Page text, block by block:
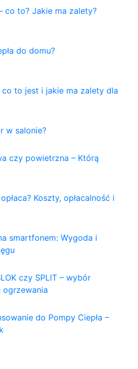
co to? Jakie ma zalety?
do domu?
to jest i jakie ma zalety dla
w salonie?
czy powietrzna – Którą
Koszty, opłacalność i
smartfonem: Wygoda i
czy SPLIT – wybór
do Pompy Ciepła –